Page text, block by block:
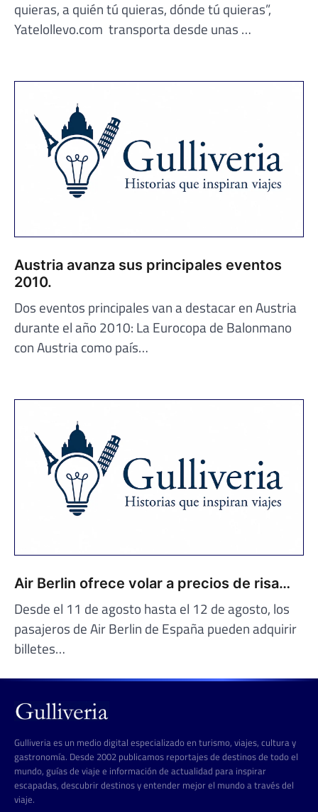
quieras, a quién tú quieras, dónde tú quieras”,
Yatelollevo.com transporta desde unas …
Austria avanza sus principales eventos
2010.
Dos eventos principales van a destacar en Austria
durante el año 2010: La Eurocopa de Balonmano
con Austria como país…
Air Berlin ofrece volar a precios de risa…
Desde el 11 de agosto hasta el 12 de agosto, los
pasajeros de Air Berlin de España pueden adquirir
billetes…
Gulliveria es un medio digital especializado en turismo, viajes, cultura y
gastronomía. Desde 2002 publicamos reportajes de destinos de todo el
mundo, guías de viaje e información de actualidad para inspirar
escapadas, descubrir destinos y entender mejor el mundo a través del
viaje.